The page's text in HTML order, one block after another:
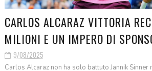
CARLOS ALCARAZ VITTORIA
MILIONI E UN IMPERO DI
9/08/2025
Carlos Alcaraz non ha solo battuto Jannik